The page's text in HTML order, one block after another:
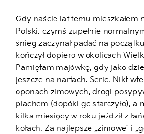
Gdy naście lat temu mieszkałem
Polski, czymś zupełnie
śnieg zaczynał padać na
kończył dopiero w okolicach
Pamiętam majówkę, gdy jako
jeszcze na nartach. Serio. Nikt
oponach zimowych, drogi
piachem (dopóki go starczyło), a
kilka miesięcy w roku jeździł z
kołach. Za najlepsze „zimowe” i